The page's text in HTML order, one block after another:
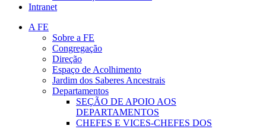
Intranet
A FE
Sobre a FE
Congregação
Direção
Espaço de Acolhimento
Jardim dos Saberes Ancestrais
Departamentos
SEÇÃO DE APOIO AOS
DEPARTAMENTOS
CHEFES E VICES-CHEFES DOS